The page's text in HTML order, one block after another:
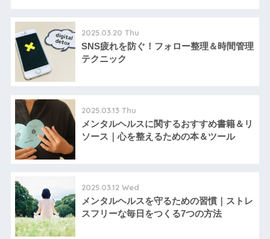
2025.03.20 Thu
SNS疲れを防ぐ！フォロー整理＆時間管理
テクニック
2025.03.13 Thu
メンタルヘルスに関するおすすめ書籍＆リ
ソース｜心を整えるための本＆ツール
2025.03.12 Wed
メンタルヘルスを守るための習慣｜ストレ
スフリーな毎日をつくる7つの方法